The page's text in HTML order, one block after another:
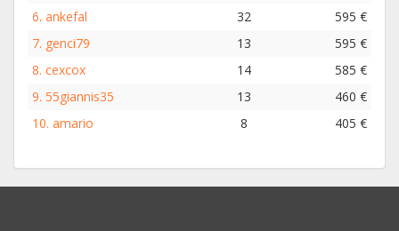
6. ankefal 32
595 €
7. genci79 13
595 €
8. cexcox 14
585 €
9. 55giannis35 13
460 €
10. amario 8 405 €